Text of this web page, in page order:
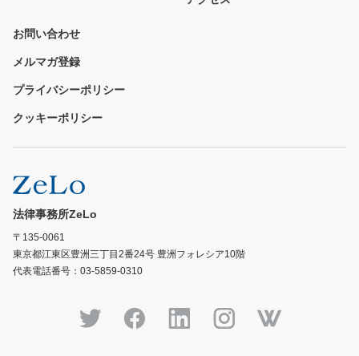
お問い合わせ
メルマガ登録
プライバシーポリシー
クッキーポリシー
法律事務所ZeLo
〒135-0061
東京都江東区豊洲三丁目2番24号 豊洲フォレシア10階
代表電話番号：03-5859-0310